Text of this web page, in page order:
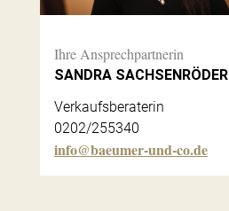
Ihre Ansprechpartnerin
SANDRA SACHSENRÖDER
Verkaufsberaterin
0202/255340
info@baeumer-und-co.de